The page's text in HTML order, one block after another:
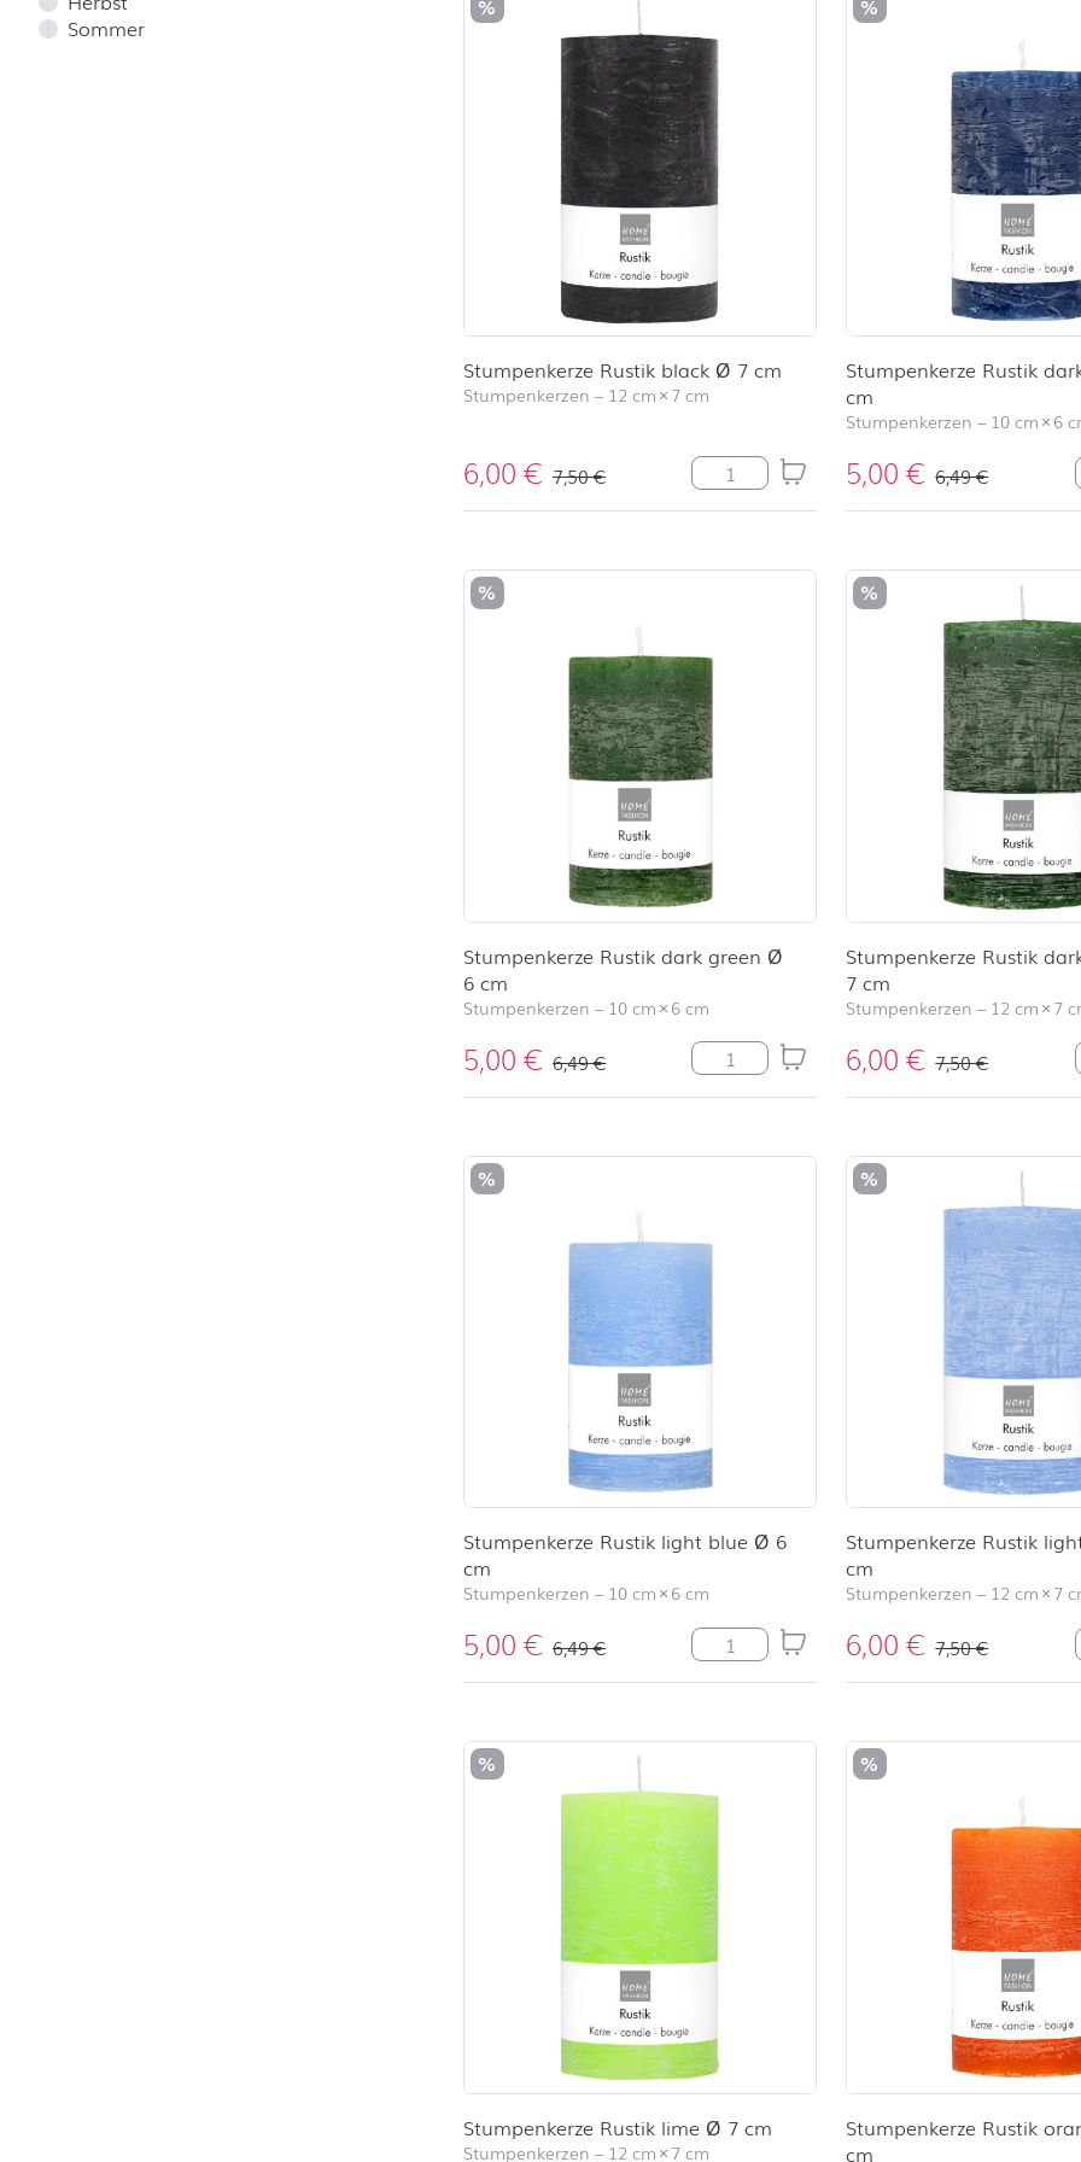
%
Stumpenkerze Rustik black Ø 7 cm
Stumpenkerzen – 12 cm×7 cm
6,00€ 7,50€ Stumpenkerze Rustik black Ø 7 cm Menge
%
Stumpenkerze Rustik
cm
Stumpenkerzen – 10 cm×6
5,00€ 6,49€
%
Stumpenkerze Rustik dark green Ø
6 cm
Stumpenkerzen – 10 cm×6 cm
5,00€ 6,49€ Stumpenkerze Rustik dark green Ø 6 cm
%
Stumpenkerze Rustik
7 cm
Stumpenkerzen – 12 cm×7
6,00€ 7,50€
%
Stumpenkerze Rustik light blue Ø 6
cm
Stumpenkerzen – 10 cm×6 cm
5,00€ 6,49€ Stumpenkerze Rustik light blue Ø 6 cm
%
Stumpenkerze Rustik
cm
Stumpenkerzen – 12 cm×7
6,00€ 7,50€
%
Stumpenkerze Rustik lime Ø 7 cm
Stumpenkerzen – 12 cm×7 cm
%
Stumpenkerze Rustik
cm
Sommer